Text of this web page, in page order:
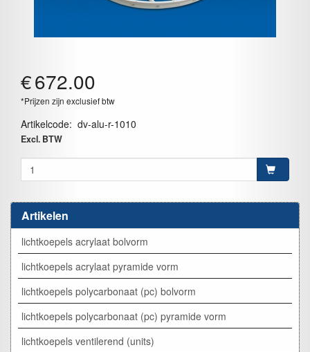
Artikelen
lichtkoepels acrylaat bolvorm
lichtkoepels acrylaat pyramide vorm
lichtkoepels polycarbonaat (pc) bolvorm
lichtkoepels polycarbonaat (pc) pyramide vorm
lichtkoepels ventilerend (units)
€672.00
*Prijzen zijn exclusief btw
Artikelcode: dv-alu-r-1010
Excl. BTW